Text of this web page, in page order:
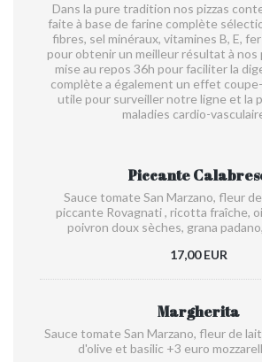
Dans la pure tradition nos pizzas
faite à base de farine complète
fibres, sel minéraux, vitamines B, E,
pour obtenir un meilleur résultat à nos
mise au repos 36h pour faciliter la
complète a également un effet
utile pour surveiller notre ligne et la
maladies cardio-
Piccante
Sauce tomate San Marzano, fleur
piccante Rovagnati, ricotta fraîche,
poivron doux sèches, grana
17,00 EUR
Margherita
Sauce tomate San Marzano, fleur de
d'olive et basilic +3 euro